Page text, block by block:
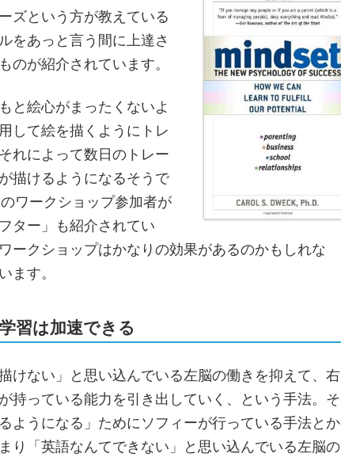
ズという方が教えている
をあっと言う間に上達さ
のが紹介されています。
と絵心がまったくないよ
して絵を描くようにトレ
れによって数日のトレー
描けるようになるそうで
ワークショップ参加者が
ター」も紹介されてい
ークショップはかなりの効果があるのかもしれな
ます。
習は加速できる
けない」と思い込んでいる左脳の働きを抑えて、右
持っている能力を引き出していく、という手法。そ
ようになる」ためにソフィーが行っている手法とか
り「英語なんてできない」と思い込んでいる左脳の